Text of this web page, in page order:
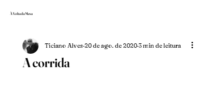
À Volta da Mesa
A corrida
Ticiano Alves 20 de ago. de 2020 3 min de leitura